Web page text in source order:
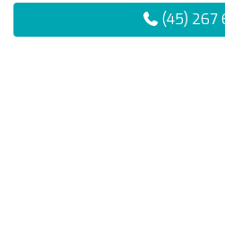
(45) 267